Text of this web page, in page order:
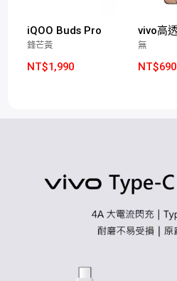
iQOO Buds Pro
鋒芒黃
NT$1,990
無
NT$690